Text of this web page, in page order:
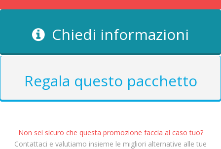
Chiedi informazioni
Regala questo pacchetto
Non sei sicuro che questa promozione faccia al caso tuo?
Contattaci e valutiamo insieme le migliori alternative alle tue